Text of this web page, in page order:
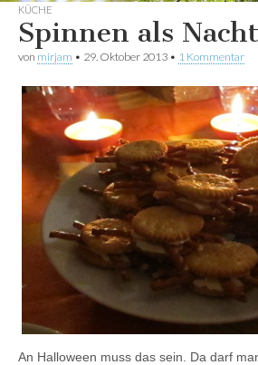
KÜCHE
Spinnen als
von mirjam • 29. Oktober 2013 • 1 Kommentar
An Halloween muss das sein. Da darf